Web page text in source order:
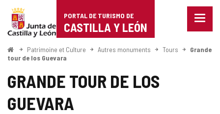
Portal
de
Turismo
de
Castilla
PORTAL DE TURISMO DE
CASTILLA Y LEÓN
Menu
les
<
Accueil
Patrimoine et Culture Autres monuments Tours
Grande
tour de los Guevara
GRANDE TOUR DE LOS
GUEVARA